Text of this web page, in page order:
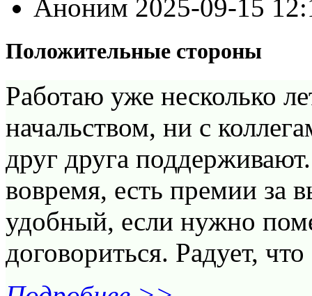
Аноним 2025-09-15
Положительные стороны
Работаю уже несколько
начальством, ни с
друг друга
вовремя, есть премии за
удобный, если нужно
договориться. Радует,